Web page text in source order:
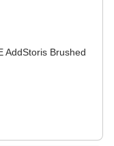
AddStoris Brushed